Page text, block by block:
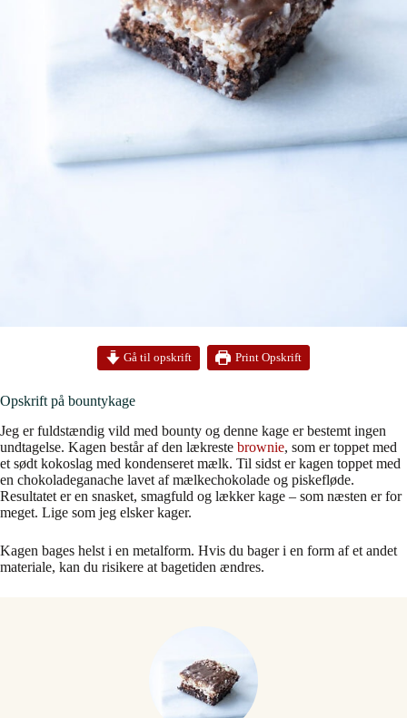
Gå til opskrift Print Opskrift
Opskrift på bountykage
Jeg er fuldstændig vild med bounty og denne kage er bestemt ingen
undtagelse. Kagen består af den lækreste brownie, som er toppet med
et sødt kokoslag med kondenseret mælk. Til sidst er kagen toppet med
en chokoladeganache lavet af mælkechokolade og piskefløde.
Resultatet er en snasket, smagfuld og lækker kage – som næsten er for
meget. Lige som jeg elsker kager.
Kagen bages helst i en metalform. Hvis du bager i en form af et andet
materiale, kan du risikere at bagetiden ændres.